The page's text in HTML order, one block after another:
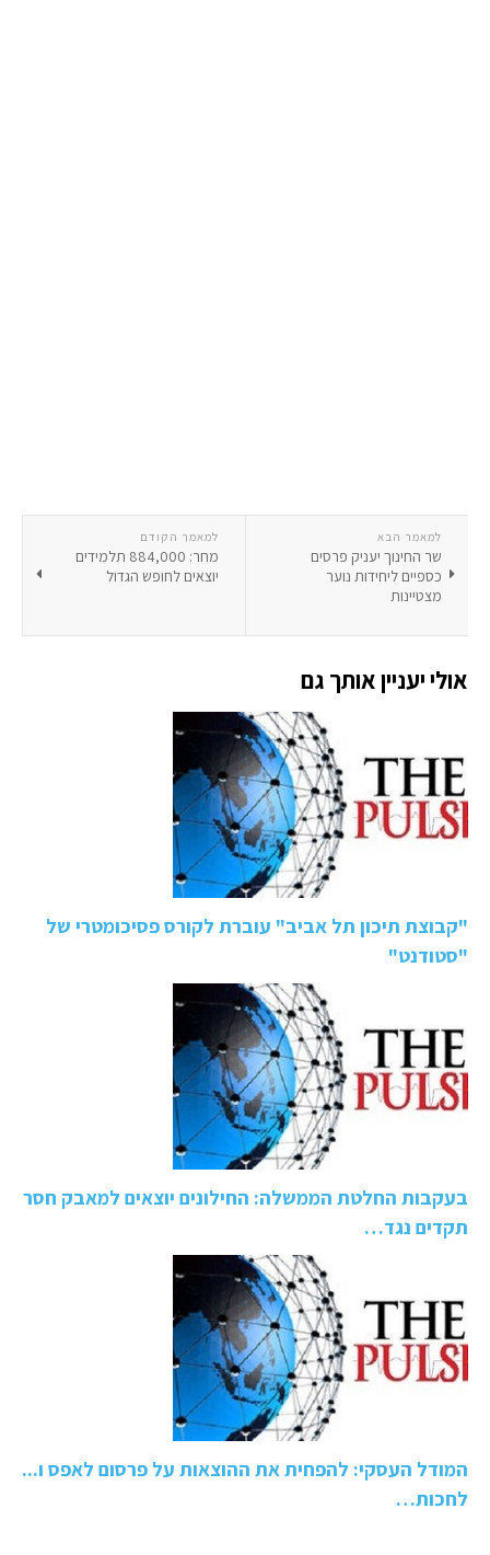
למאמר הקודם
מחר: 884,000 תלמידים
יוצאים לחופש הגדול
למאמר הבא
שר החינוך יעניק פרסים
כספיים ליחידות נוער
מצטיינות
אולי יעניין אותך גם
"קבוצת תיכון תל אביב" עוברת לקורס פסיכומטרי של
"סטודנט"
בעקבות החלטת הממשלה: החילונים יוצאים למאבק חסר
תקדים נגד…
המודל העסקי: להפחית את ההוצאות על פרסום לאפס ו...
לחכות…